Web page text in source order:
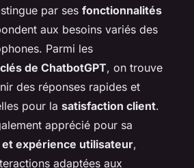
par ses fonctionnalités
aux besoins variés des
Parmi les
de ChatbotGPT, on trouve
des réponses rapides et
pour la satisfaction client.
apprécié pour sa
expérience utilisateur,
adaptées aux